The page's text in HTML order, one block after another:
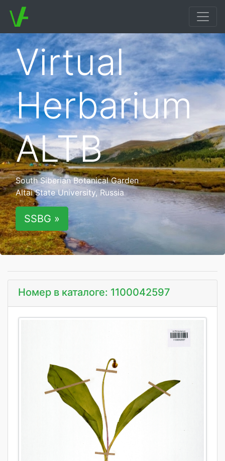
Virtual
Herbarium
ALTB
South Siberian Botanical Garden
Altai State University, Russia
SSBG »
Номер в каталоге: 1100042597